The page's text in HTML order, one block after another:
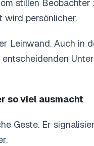
stillen Beobachter
persönlicher.
Leinwand. Auch in
so viel ausmacht
Geste. Er